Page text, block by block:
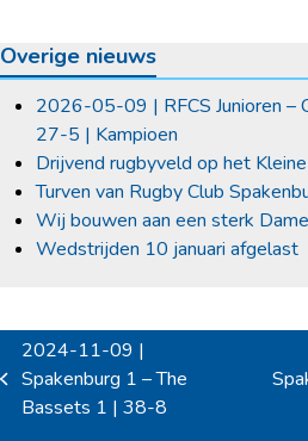
Overige nieuws
2026-05-09 | RFCS Junioren –
27-5 | Kampioen
Drijvend rugbyveld op het
Turven van Rugby Club
Wij bouwen aan een sterk
Wedstrijden 10 januari afgelast
previous
post:
2024-11-09 |
Spakenburg 1 – The
Bassets 1 | 38-8
next